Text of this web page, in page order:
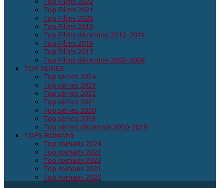
Top Films 2021
Top Films 2020
Top Films 2019
Top Films décennie 2010-2019
Top Films 2018
Top Films 2017
Top Films décennie 2000-2009
TOP SERIES
Top séries 2024
Top séries 2023
Top séries 2022
Top séries 2021
Top séries 2020
Top séries 2019
Top séries décennie 2010-2019
TOPS ROMANS
Top romans 2024
Top romans 2023
Top romans 2022
Top romans 2021
Top romans 2020